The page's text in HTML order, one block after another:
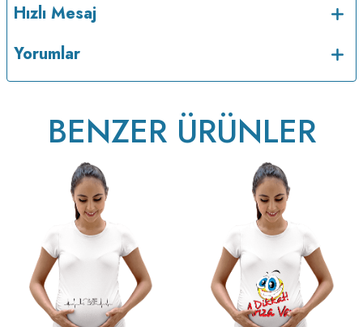
Hızlı Mesaj
Yorumlar
BENZER ÜRÜNLER